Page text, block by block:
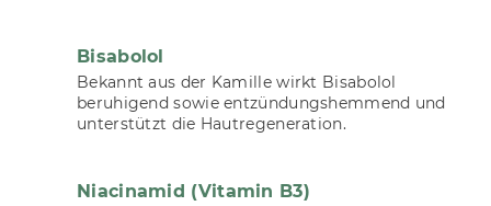
Bisabolol
Bekannt aus der Kamille wirkt Bisabolol
beruhigend sowie entzündungshemmend und
unterstützt die Hautregeneration.
Niacinamid (Vitamin B3)